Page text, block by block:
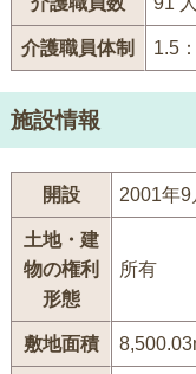
介護職員体制 1.5
施設情報
開設 2001年9
土地・建
物の権利
形態
所有
敷地面積